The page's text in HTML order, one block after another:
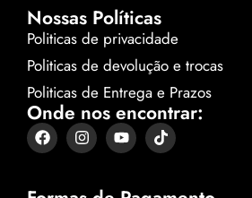
Nossas Políticas
Politicas de privacidade
Politicas de devolução e trocas
Politicas de Entrega e Prazos
Onde nos encontrar: